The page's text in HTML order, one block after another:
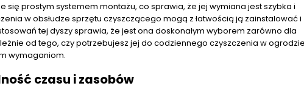
się prostym systemem montażu, co sprawia, że jej wymiana jest szybka i
w obsłudze sprzętu czyszczącego mogą z łatwością ją zainstalować i
tej dyszy sprawia, że jest ona doskonałym wyborem zarówno dla
od tego, czy potrzebujesz jej do codziennego czyszczenia w
wymaganiom.
czasu i zasobów